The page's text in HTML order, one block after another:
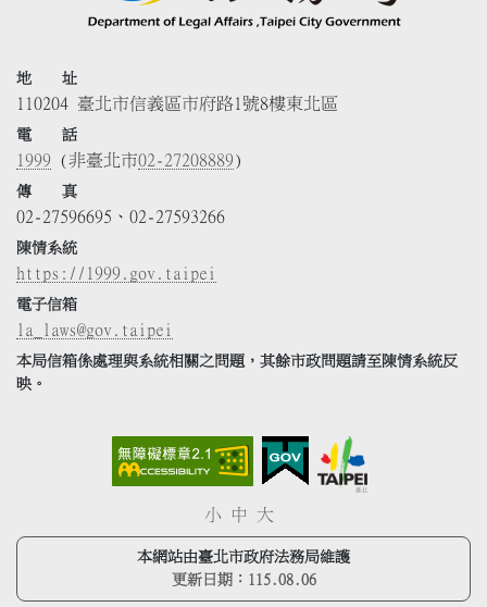
地 址
110204 臺北市信義區市府路1號8樓東北區
電 話
1999 (非臺北市02-27208889)
傳 真
02-27596695、02-27593266
陳情系統
https://1999.gov.taipei
電子信箱
la_laws@gov.taipei
本局信箱係處理與系統相關之問題，其餘市政問題請至陳情系統反
映。
小 中 大
本網站由臺北市政府法務局維護
更新日期： 115.08.06